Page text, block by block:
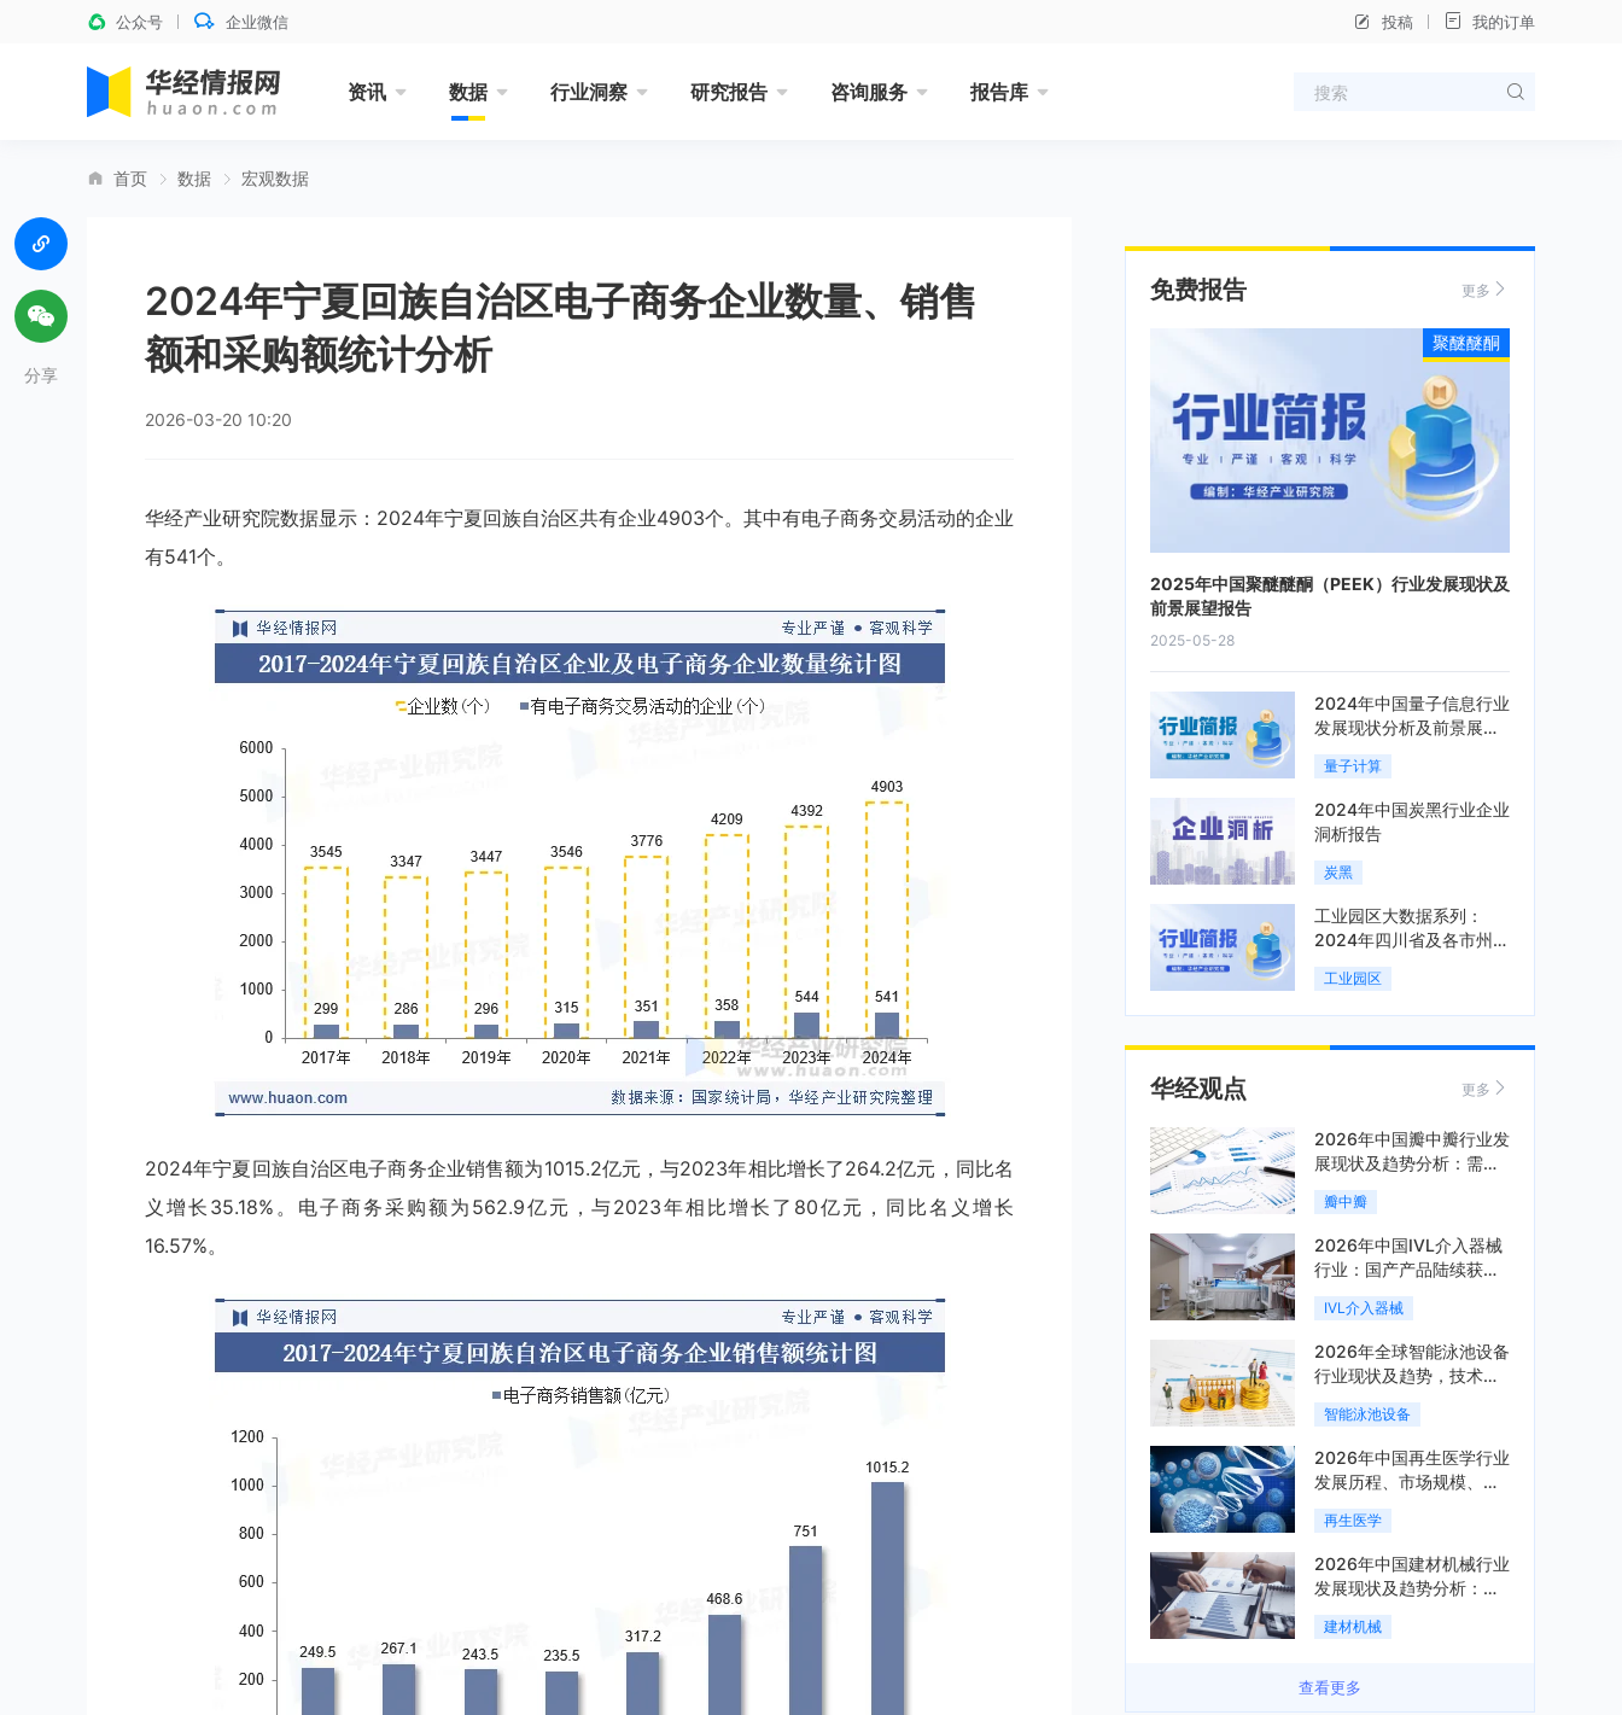
公众号 企业微信 投稿 我的订单
资讯 数据 行业洞察 研究报告 咨询服务 报告库
首页 数据 宏观数据
2024年宁夏回族自治区电子商务企业数量、销售
额和采购额统计分析
2026-03-20 10:20
华经产业研究院数据显示：2024年宁夏回族自治区共有企业4903个。其中有电子商务交易活动的企业
有541个。
2024年宁夏回族自治区电子商务企业销售额为1015.2亿元，与2023年相比增长了264.2亿元，同比名
义增长35.18%。电子商务采购额为562.9亿元，与2023年相比增长了80亿元，同比名义增长
16.57%。
分享
免费报告 更多
2025年中国聚醚醚酮（PEEK）行业发展现状及
前景展望报告
2025-05-28
聚醚醚酮
2024年中国量子信息行业
发展现状分析及前景展望
报告
量子计算
2024年中国炭黑行业企业
洞析报告
炭黑
工业园区大数据系列：
2024年四川省及各市州工
业园区全景洞析报告
工业园区
华经观点 更多
2026年中国瓣中瓣行业发
展现状及趋势分析：需求
可持续释放，市场发展前
景良好「图」
瓣中瓣
2026年中国IVL介入器械
行业：国产产品陆续获
批，市场将进入持续高增
长阶段「图」
IVL介入器械
2026年全球智能泳池设备
行业现状及趋势，技术端
朝着系统集成、绿色节能
方向迭代「图」
智能泳池设备
2026年中国再生医学行业
发展历程、市场规模、相
关政策、产业链、竞争格
局及发展潜力分析「图」
再生医学
2026年中国建材机械行业
发展现状及趋势分析：企
业加速向“装备+系统+服
务”综合服务商转型「图」
建材机械
查看更多